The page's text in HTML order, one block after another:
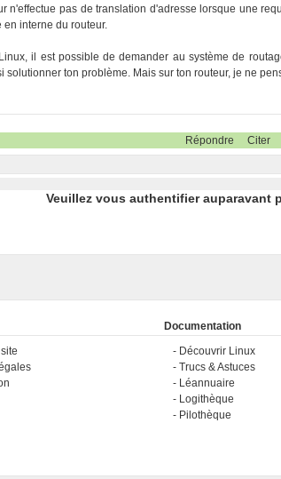
n'effectue pas de translation d'adresse lorsque une
en interne du routeur.
il est possible de demander au système de
solutionner ton problème. Mais sur ton routeur, je ne
Répondre Citer
Veuillez vous authentifier auparavant
Documentation
Découvrir Linux
Trucs & Astuces
Léannuaire
Logithèque
Pilothèque